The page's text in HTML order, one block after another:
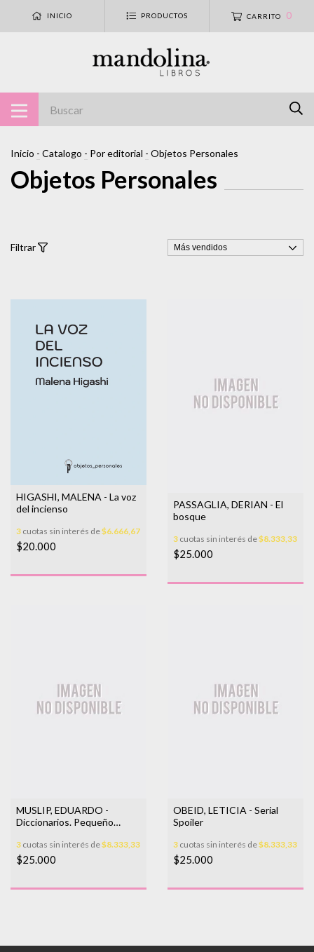
INICIO PRODUCTOS CARRITO 0
Inicio - Catalogo - Por editorial - Objetos Personales
Objetos Personales
Filtrar
HIGASHI, MALENA - La voz
del incienso
3 cuotas sin interés de$6.666,67
$20.000
PASSAGLIA, DERIAN - El
bosque
3 cuotas sin interés de$8.333,33
$25.000
MUSLIP, EDUARDO -
Diccionarios. Pequeño
3 cuotas sin interés de$8.333,33
$25.000
OBEID, LETICIA - Serial
Spoiler
3 cuotas sin interés de$8.333,33
$25.000